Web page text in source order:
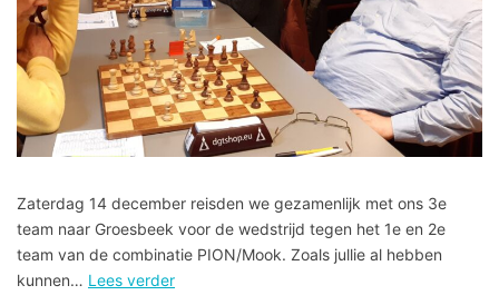
Zaterdag 14 december reisden we gezamenlijk met ons 3e
team naar Groesbeek voor de wedstrijd tegen het 1e en 2e
team van de combinatie PION/Mook. Zoals jullie al hebben
kunnen… Lees verder